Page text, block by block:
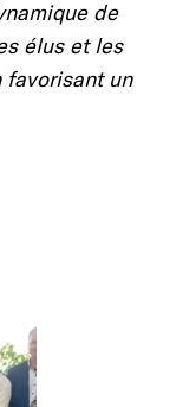
de
élus et les
favorisant un